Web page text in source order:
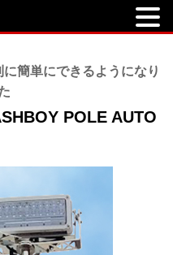
簡単にできるようになり
POLE AUTO